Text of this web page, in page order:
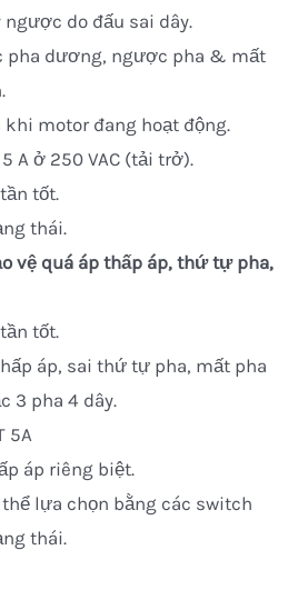
ngược do đấu sai dây.
pha dương, ngược pha & mất
khi motor đang hoạt động.
A ở 250 VAC (tải trở).
tốt.
thái.
vệ quá áp thấp áp, thứ tự pha,
tốt.
áp, sai thứ tự pha, mất pha
3 pha 4 dây.
5A
áp riêng biệt.
thể lựa chọn bằng các switch
thái.